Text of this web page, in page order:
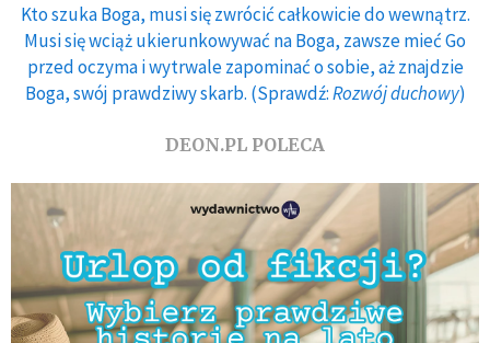
Kto szuka Boga, musi się zwrócić całkowicie do wewnątrz.
Musi się wciąż ukierunkowywać na Boga, zawsze mieć Go
przed oczyma i wytrwale zapominać o sobie, aż znajdzie
Boga, swój prawdziwy skarb. (Sprawdź:Rozwój duchowy)
DEON.PL POLECA